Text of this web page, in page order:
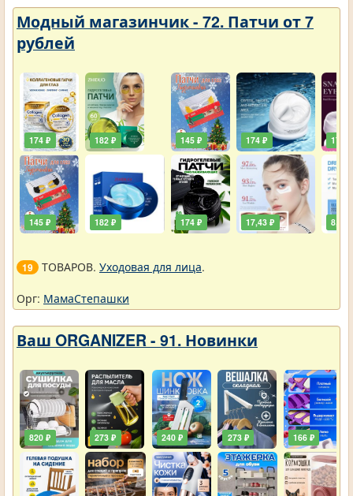
Модный магазинчик - 72. Патчи от 7
рублей
174 ₽
145 ₽
182 ₽
182 ₽
145 ₽
174 ₽
174 ₽
17,43 ₽
174 ₽
8,72
19 ТОВАРОВ. Уходовая для лица.
Орг: МамаСтепашки
Ваш ORGANIZER - 91. Новинки
820 ₽ 273 ₽ 240 ₽ 273 ₽ 166 ₽